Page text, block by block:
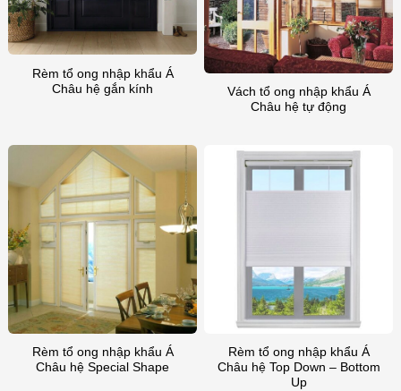
Rèm tổ ong nhập khẩu Á
Châu hệ gắn kính
Vách tổ ong nhập khẩu Á
Châu hệ tự động
Rèm tổ ong nhập khẩu Á
Châu hệ Special Shape
Rèm tổ ong nhập khẩu Á
Châu hệ Top Down – Bottom
Up